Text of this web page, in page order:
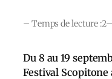
– Temps de lecture :
Du 8 au 19
Festival Scopitone